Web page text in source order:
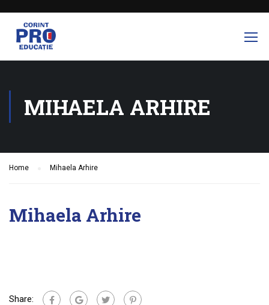
MIHAELA ARHIRE
Home Mihaela Arhire
Mihaela Arhire
Share: